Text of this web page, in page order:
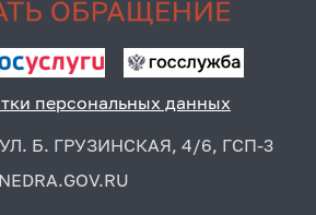
персональных данных
Б. ГРУЗИНСКАЯ, 4/6, ГСП-3